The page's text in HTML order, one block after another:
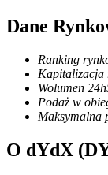
Kontrakty
Kontrakty
Dane
Ranking
Kapitalizacja
Wolumen 24h
Podaż w
Maksymalna
O dYdX